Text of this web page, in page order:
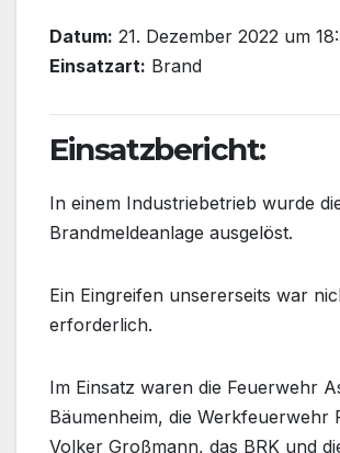
Datum: 21. Dezember 2022 um
Einsatzart: Brand
Einsatzbericht:
In einem Industriebetrieb wurde
Brandmeldeanlage ausgelöst.
Ein Eingreifen unsererseits war
erforderlich.
Im Einsatz waren die Feuerwehr
Bäumenheim, die Werkfeuerwehr
Volker Großmann, das BRK und